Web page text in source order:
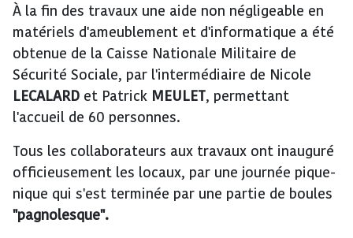
À la fin des travaux une aide non négligeable en
matériels d'ameublement et d'informatique a été
obtenue de la Caisse Nationale Militaire de
Sécurité Sociale, par l'intermédiaire de Nicole
LECALARD et Patrick MEULET, permettant
l'accueil de 60 personnes.
Tous les collaborateurs aux travaux ont inauguré
officieusement les locaux, par une journée pique-
nique qui s'est terminée par une partie de boules
"pagnolesque".